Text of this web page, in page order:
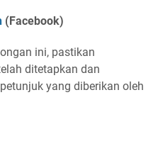
(Facebook)
ini, pastikan
ditetapkan dan
yang diberikan oleh